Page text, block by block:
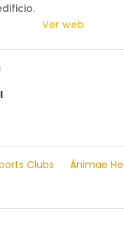
Ver web
Clubs Ánimae